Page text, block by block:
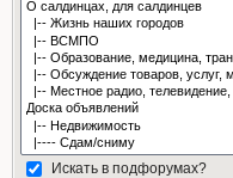
Искать в подфорумах?